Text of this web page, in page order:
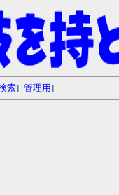
索] [管理用]